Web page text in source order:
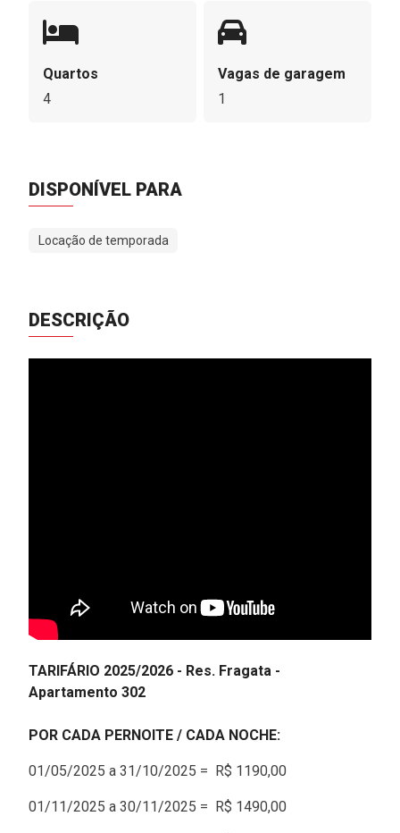
Quartos
4
Vagas de garagem
1
DISPONÍVEL PARA
Locação de temporada
DESCRIÇÃO
TARIFÁRIO 2025/2026 - Res. Fragata -
Apartamento 302
POR CADA PERNOITE / CADA NOCHE:
01/05/2025 a 31/10/2025 = R$ 1190,00
01/11/2025 a 30/11/2025 = R$ 1490,00